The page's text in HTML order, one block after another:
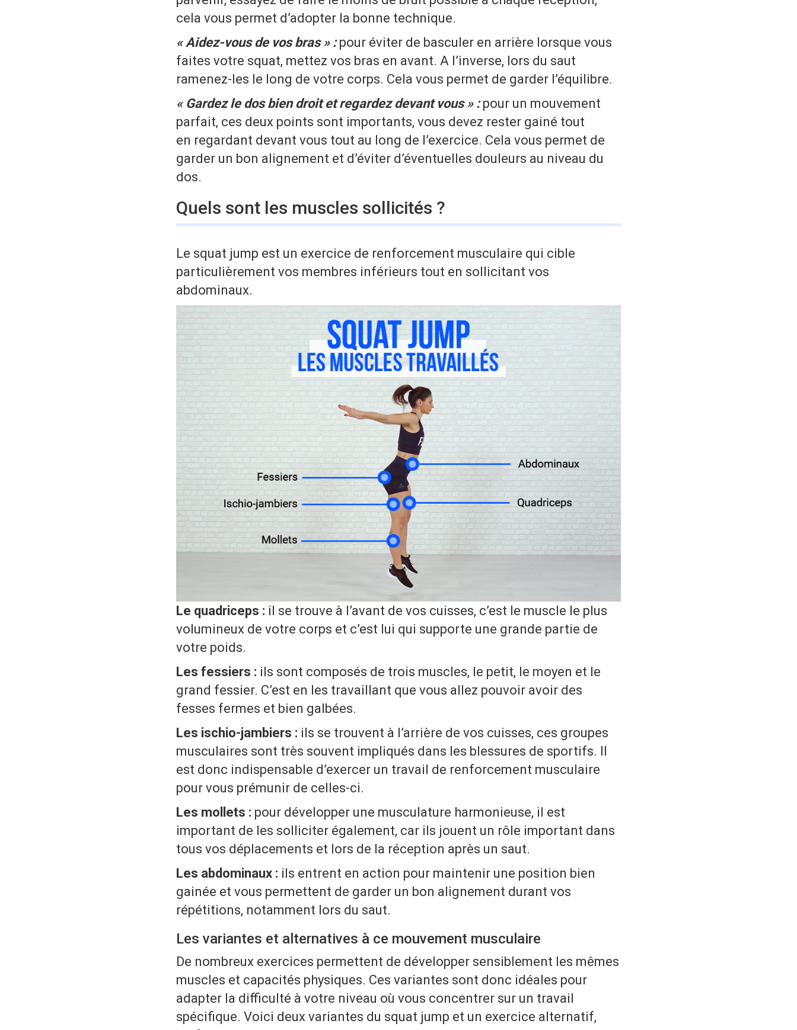
cela vous permet d’adopter la bonne technique.
« Aidez-vous de vos bras » :pour éviter de basculer en arrière lorsque vous
faites votre squat, mettez vos bras en avant. A l’inverse, lors du saut
ramenez-les le long de votre corps. Cela vous permet de garder l’équilibre.
« Gardez le dos bien droit et regardez devant vous » :pour un mouvement
parfait, ces deux points sont importants, vous devez rester gainé tout
en regardant devant vous tout au long de l’exercice. Cela vous permet de
garder un bon alignement et d’éviter d’éventuelles douleurs au niveau du
dos.
Quels sont les muscles sollicités ?
Le squat jump est un exercice de renforcement musculaire qui cible
particulièrement vos membres inférieurs tout en sollicitant vos
abdominaux.
Le quadriceps : il se trouve à l’avant de vos cuisses, c’est le muscle le plus
volumineux de votre corps et c’est lui qui supporte une grande partie de
votre poids.
Les fessiers : ils sont composés de trois muscles, le petit, le moyen et le
grand fessier. C’est en les travaillant que vous allez pouvoir avoir des
fesses fermes et bien galbées.
Les ischio-jambiers : ils se trouvent à l’arrière de vos cuisses, ces groupes
musculaires sont très souvent impliqués dans les blessures de sportifs. Il
est donc indispensable d’exercer un travail de renforcement musculaire
pour vous prémunir de celles-ci.
Les mollets : pour développer une musculature harmonieuse, il est
important de les solliciter également, car ils jouent un rôle important dans
tous vos déplacements et lors de la réception après un saut.
Les abdominaux : ils entrent en action pour maintenir une position bien
gainée et vous permettent de garder un bon alignement durant vos
répétitions, notamment lors du saut.
Les variantes et alternatives à ce mouvement musculaire
De nombreux exercices permettent de développer sensiblement les mêmes
muscles et capacités physiques. Ces variantes sont donc idéales pour
adapter la difficulté à votre niveau où vous concentrer sur un travail
spécifique. Voici deux variantes du squat jump et un exercice alternatif,